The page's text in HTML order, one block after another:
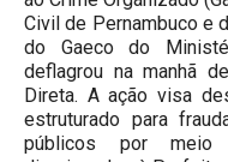
Civil de Pernambuco e
do Gaeco do
deflagrou na manhã
Direta. A ação visa
estruturado para
públicos por meio